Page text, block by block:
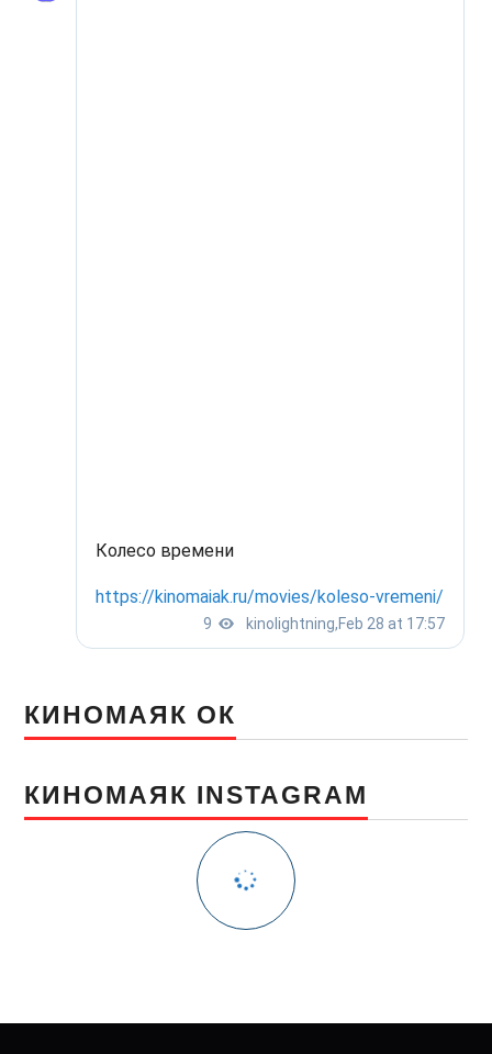
КИНОМАЯК ОК
КИНОМАЯК INSTAGRAM